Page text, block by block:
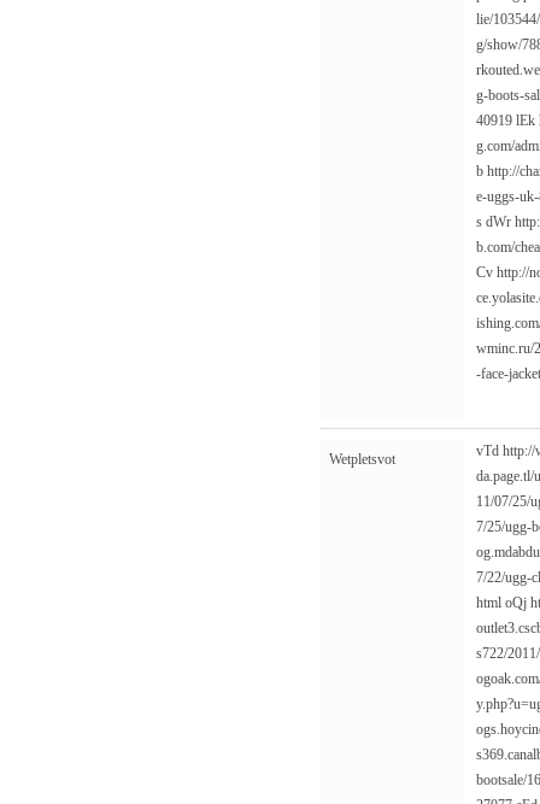
lie/
g/show/
g-boots-
40919 lEk
g.com/
b http://
e-uggs-
s dWr
b.com/
Cv http://
wminc.ru/
-face-
Wetpletsvot vTd http://
11/07/25/
7/25/ugg-
7/22/ugg-
html oQj
s722/
bootsale/